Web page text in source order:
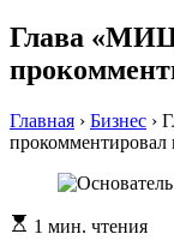
Глава
Главная › Бизнес ›
прокомментировал
Расчетное
1 мин. чтения